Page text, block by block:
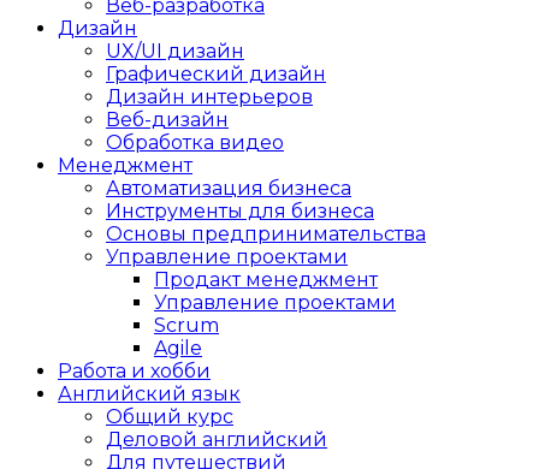
Веб-разработка
Дизайн
UX/UI дизайн
Графический дизайн
Дизайн интерьеров
Веб-дизайн
Обработка видео
Менеджмент
Автоматизация бизнеса
Инструменты для бизнеса
Основы предпринимательства
Управление проектами
Продакт менеджмент
Управление проектами
Scrum
Agile
Работа и хобби
Английский язык
Общий курс
Деловой английский
Для путешествий